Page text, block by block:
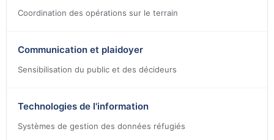
Coordination des opérations sur le terrain
Communication et plaidoyer
Sensibilisation du public et des décideurs
Technologies de l'information
Systèmes de gestion des données réfugiés